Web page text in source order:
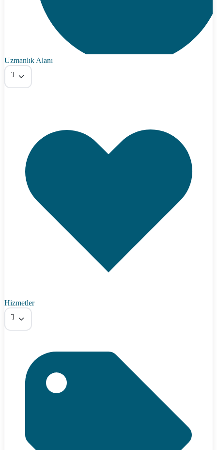
Uzmanlık Alanı
Tümü
Hizmetler
Tümü